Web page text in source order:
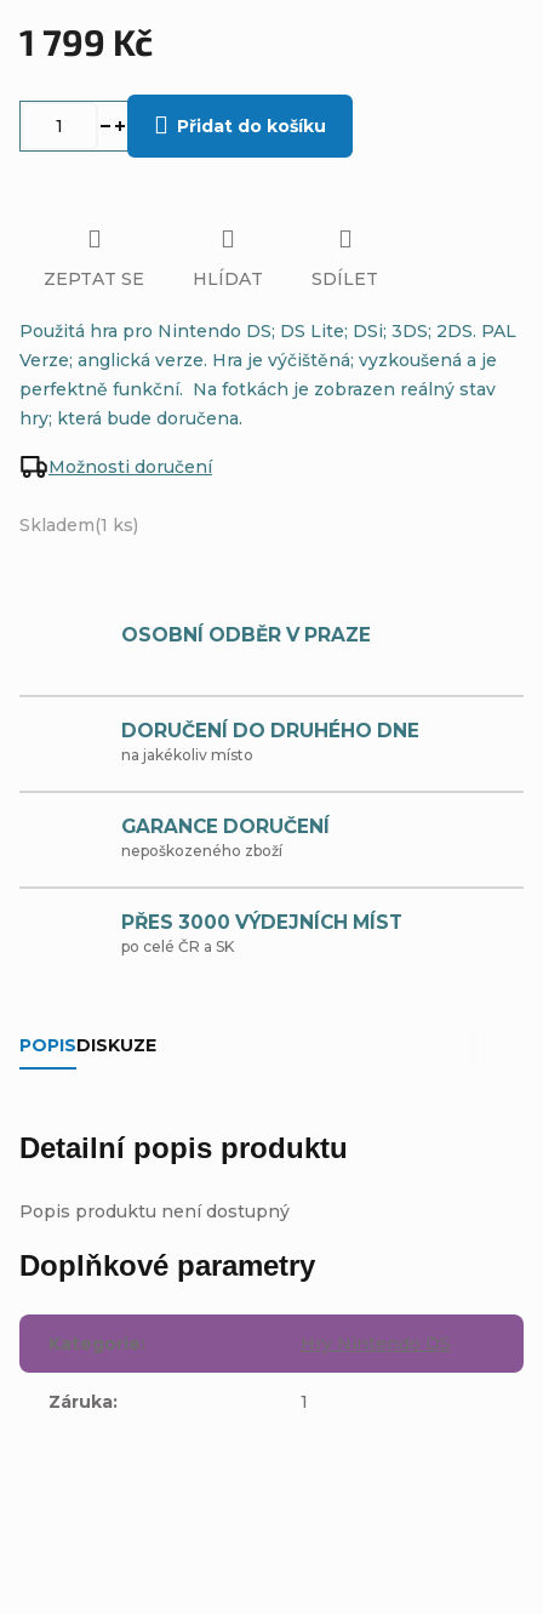
1 799 Kč
Skladem(1 ks)
Možnosti doručení
Přidat do košíku
Použitá hra pro Nintendo DS; DS Lite; DSi; 3DS; 2DS. PAL
Verze; anglická verze. Hra je výčištěná; vyzkoušená a je
perfektně funkční. Na fotkách je zobrazen reálný stav
hry; která bude doručena.
ZEPTAT SE HLÍDAT SDÍLET
OSOBNÍ ODBĚR V PRAZE
DORUČENÍ DO DRUHÉHO DNE
na jakékoliv místo
GARANCE DORUČENÍ
nepoškozeného zboží
PŘES 3000 VÝDEJNÍCH MÍST
po celé ČR a SK
POPISDISKUZE
Detailní popis produktu
Popis produktu není dostupný
Doplňkové parametry
Kategorie: Hry Nintendo DS
Záruka: 1